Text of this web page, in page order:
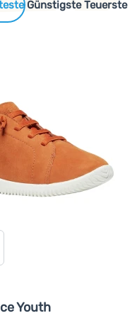
Günstigste Teuerste
Produkte
Youth